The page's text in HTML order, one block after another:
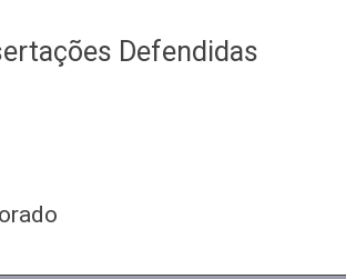
Defendidas